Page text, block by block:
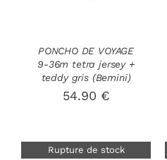
PONCHO DE VOYAGE
9-36m tetra jersey +
teddy gris (Bemini)
54.90 €
Rupture de stock